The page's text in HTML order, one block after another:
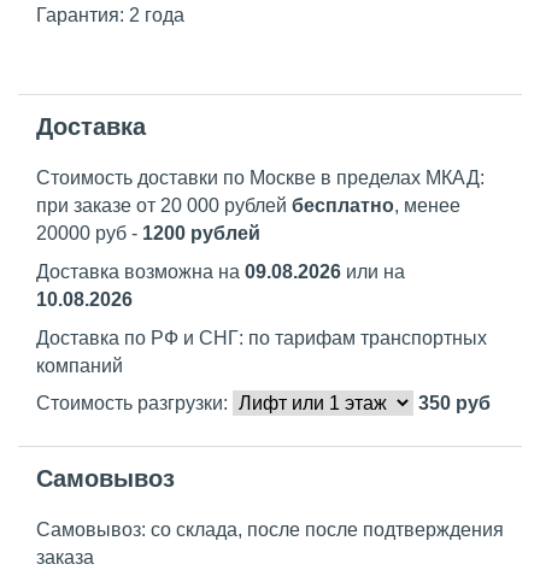
Гарантия: 2 года
Доставка
Стоимость доставки по Москве в пределах МКАД:
при заказе от 20 000 рублей бесплатно, менее
20000 руб - 1200 рублей
Доставка возможна на 09.08.2026 или на
10.08.2026
Доставка по РФ и СНГ: по тарифам транспортных
компаний
Стоимость разгрузки:
350 руб
Самовывоз
Самовывоз: со склада, после после подтверждения
заказа